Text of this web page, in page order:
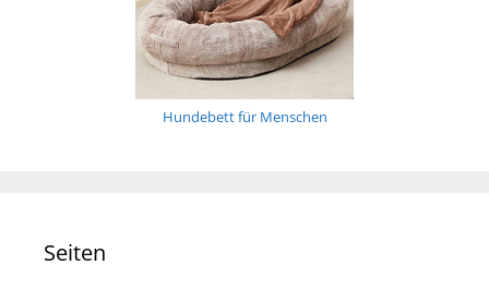
Hundebett für Menschen
Seiten